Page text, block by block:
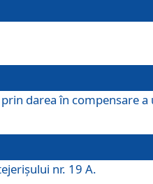
darea în compensare
nr. 19 A.